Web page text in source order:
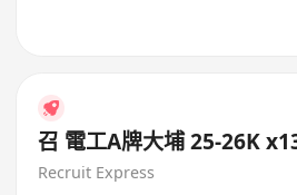
召 電工A牌大埔 25-26K
Recruit Express